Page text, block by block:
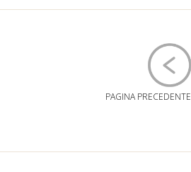
PAGINA PRECEDENTE